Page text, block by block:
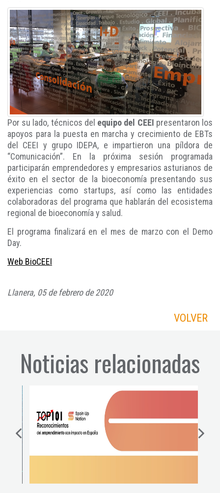
Por su lado, técnicos del equipo del CEEI presentaron los
apoyos para la puesta en marcha y crecimiento de EBTs
del CEEI y grupo IDEPA, e impartieron una píldora de
“Comunicación”. En la próxima sesión programada
participarán emprendedores y empresarios asturianos de
éxito en el sector de la bioeconomía presentando sus
experiencias como startups, así como las entidades
colaboradoras del programa que hablarán del ecosistema
regional de bioeconomía y salud.
El programa finalizará en el mes de marzo con el Demo
Day.
Web BioCEEI
Llanera, 05 de febrero de 2020
VOLVER
Noticias relacionadas